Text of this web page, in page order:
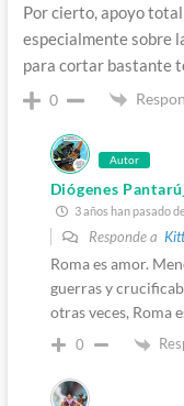
Por cierto, apoyo
especialmente sobre
para cortar bastante
0
Autor
Diógenes
3 años han pasado
Responde a
Roma es amor.
guerras y
otras veces, Roma
0